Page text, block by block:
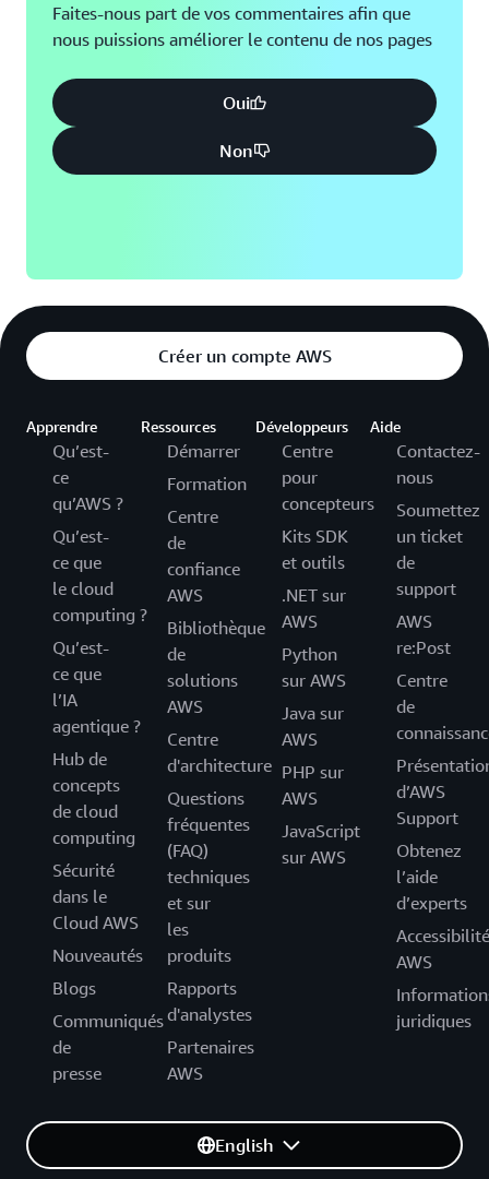
Faites-nous part de vos commentaires afin que
nous puissions améliorer le contenu de nos pages
Oui
Non
Créer un compte AWS
Apprendre
Qu’est-
ce
qu’AWS ?
Qu’est-
ce que
le cloud
computing ?
Qu’est-
ce que
l’IA
agentique ?
Hub de
concepts
de cloud
computing
Sécurité
dans le
Cloud AWS
Nouveautés
Blogs
Communiqués
de
presse
Ressources
Démarrer
Formation
Centre
de
confiance
AWS
Bibliothèque
de
solutions
AWS
Centre
d'architecture
Questions
fréquentes
(FAQ)
techniques
et sur
les
produits
Rapports
d'analystes
Partenaires
AWS
Développeurs
Centre
pour
concepteurs
Kits SDK
et outils
.NET sur
AWS
Python
sur AWS
Java sur
AWS
PHP sur
AWS
JavaScript
sur AWS
Aide
Contactez-
nous
Soumettez
un ticket
de
support
AWS
re:Post
Centre
de
d’AWS
Support
Obtenez
l’aide
d’experts
Accessibilité
AWS
juridiques
English